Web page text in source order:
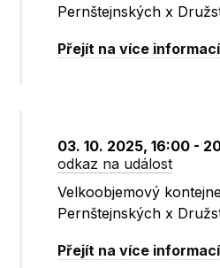
Pernštejnských x
Přejít na více informací
03. 10. 2025, 16:00 -
odkaz na událost
Velkoobjemový
Pernštejnských x
Přejít na více informací